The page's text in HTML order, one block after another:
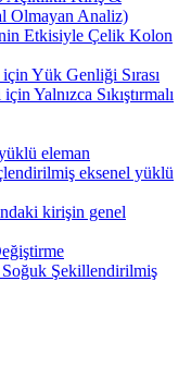
Olmayan Analiz)
Etkisiyle Çelik Kolon
Yük Genliği Sırası
Yalnızca Sıkıştırmalı
eleman
eksenel yüklü
kirişin genel
Şekillendirilmiş